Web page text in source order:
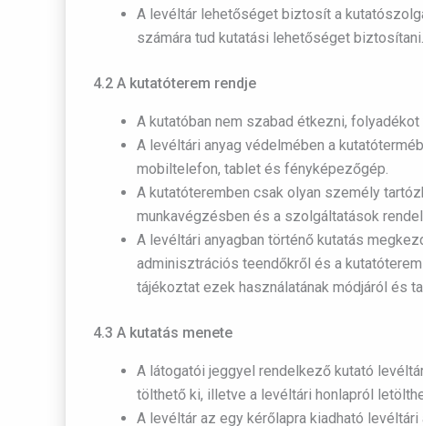
A levéltár lehetőséget biztosít a
számára tud kutatási lehetőséget biztosítani.
4.2 A kutatóterem rendje
A kutatóban nem szabad étkezni,
A levéltári anyag védelmében a
mobiltelefon, tablet és fényképezőgép.
A kutatóteremben csak olyan személy
munkavégzésben és a szolgáltatások
A levéltári anyagban történő kutatás
adminisztrációs teendőkről és a
tájékoztat ezek használatának módjáról és
4.3 A kutatás menete
A látogatói jeggyel rendelkező kutató
tölthető ki, illetve a levéltári honlapról
A levéltár az egy kérőlapra kiadható